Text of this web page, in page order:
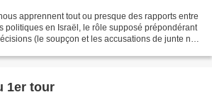
apprennent tout ou presque des rapports entre
politiques en Israël, le rôle supposé prépondérant
(le soupçon et les accusations de junte ne
1er tour